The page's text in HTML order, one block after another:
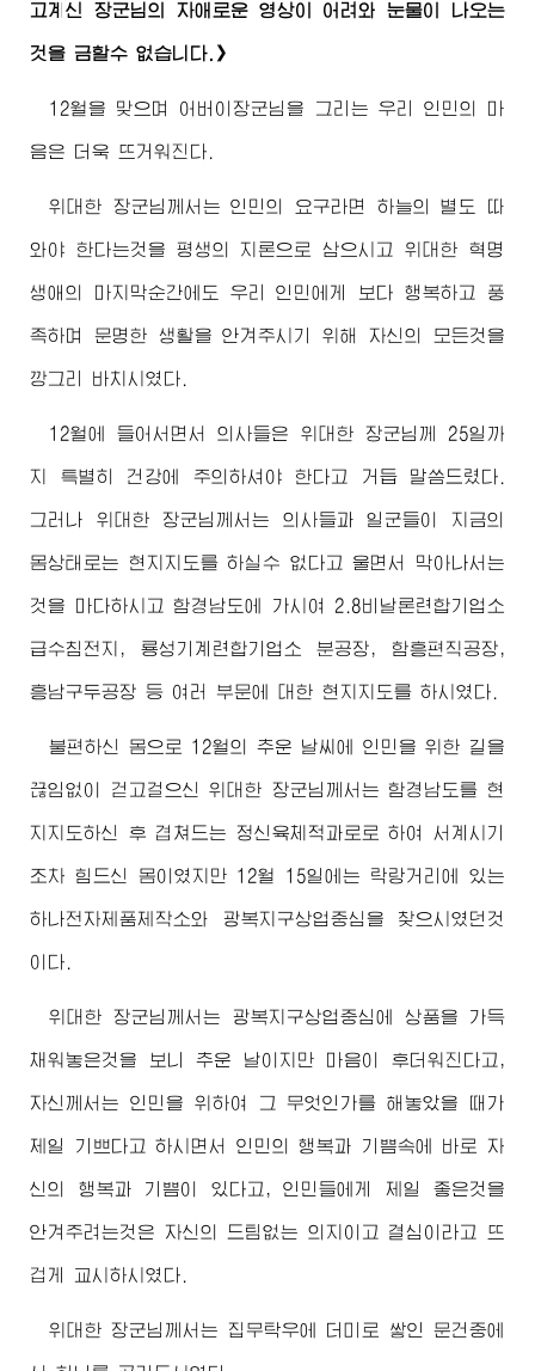
고계신 장군님의 자애로운 영상이 어려와 눈물이 나오는
것을 금할수 없습니다.》
12월을 맞으며 어버이장군님을 그리는 우리 인민의 마
음은 더욱 뜨거워진다.
위대한 장군님께서 는 인민의 요구라면 하늘의 별도 따
와야 한다는것을 평생의 지론으로 삼으시고위대한 혁명
생애의 마지막순간에도 우리 인민에게 보다 행복하고 풍
족하며 문명한 생활을 안겨주시기 위해 자신의 모든것을
깡그리 바치시였다.
12월에 들어서면서 의사들은 위대한 장군님 께 25일까
지 특별히 건강에 주의하셔야 한다고 거듭 말씀드렸다.
그러나 위대한 장군님께서는 의사들과 일군들이 지금의
몸상태로는 현지지도를 하실수 없다고 울면서 막아나서는
것을 마다하시고 함경남도에 가시여 2.8비날론련합기업소
급수침전지, 룡성기계련합기업소 분공장, 함흥편직공장,
흥남구두공장 등 여러 부문에 대한 현지지도를 하시였다.
불편하신 몸으로 12월의 추운 날씨에 인민을 위한 길을
끊임없이 걷고걸으신위대한 장군님께서 는 함경남도를 현
지지도하신 후 겹쳐드는 정신육체적과로로 하여 서계시기
조차 힘드신 몸이였지만 12월 15일에는 락랑거리에 있는
하나전자제품제작소와 광복지구상업중심을 찾으시였던것
이다.
위대한 장군님께서는 광복지구상업중심에 상품을 가득
채워놓은것을 보니 추운 날이지만 마음이 후더워진다고,
자신께서는 인민을 위하여 그 무엇인가를 해놓았을 때가
제일 기쁘다고 하시면서 인민의 행복과 기쁨속에 바로 자
신의 행복과 기쁨이 있다고, 인민들에게 제일 좋은것을
안겨주려는것은 자신의 드팀없는 의지이고 결심이라고 뜨
겁게 교시하시였다.
위대한 장군님께서는 집무탁우에 더미로 쌓인 문건중에